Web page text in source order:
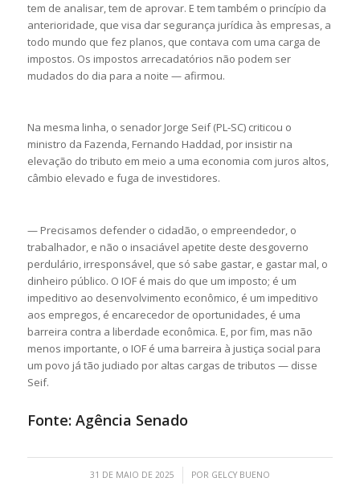
tem de analisar, tem de aprovar. E tem também o princípio da
anterioridade, que visa dar segurança jurídica às empresas, a
todo mundo que fez planos, que contava com uma carga de
impostos. Os impostos arrecadatórios não podem ser
mudados do dia para a noite — afirmou.
Na mesma linha, o senador Jorge Seif (PL-SC) criticou o
ministro da Fazenda, Fernando Haddad, por insistir na
elevação do tributo em meio a uma economia com juros altos,
câmbio elevado e fuga de investidores.
— Precisamos defender o cidadão, o empreendedor, o
trabalhador, e não o insaciável apetite deste desgoverno
perdulário, irresponsável, que só sabe gastar, e gastar mal, o
dinheiro público. O IOF é mais do que um imposto; é um
impeditivo ao desenvolvimento econômico, é um impeditivo
aos empregos, é encarecedor de oportunidades, é uma
barreira contra a liberdade econômica. E, por fim, mas não
menos importante, o IOF é uma barreira à justiça social para
um povo já tão judiado por altas cargas de tributos — disse
Seif.
Fonte: Agência Senado
31 DE MAIO DE 2025
/ POR GELCY BUENO